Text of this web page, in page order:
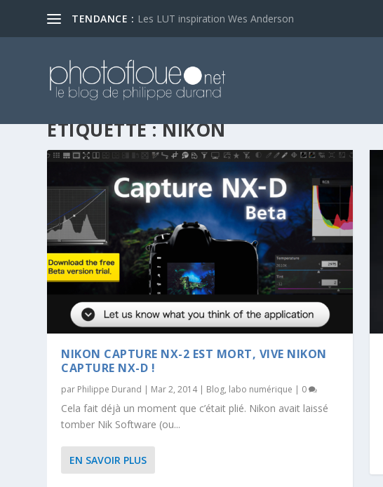
TENDANCE : Les LUT inspiration Wes Anderson
ÉTIQUETTE :NIKON
NIKON CAPTURE NX-2 EST MORT, VIVE NIKON
CAPTURE NX-D !
par Philippe Durand | Mar 2, 2014| Blog, labo numérique | 0
Cela fait déjà un moment que c’était plié. Nikon avait laissé
tomber Nik Software (ou...
EN SAVOIR PLUS